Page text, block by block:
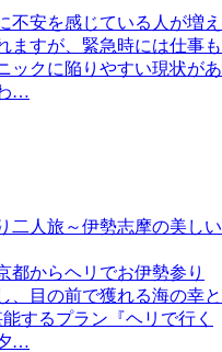
不安を感じている人が増え
ますが、緊急時には仕事も
ックに陥りやすい現状があ
…
二人旅～伊勢志摩の美しい
都からヘリでお伊勢参り
、目の前で獲れる海の幸と
するプラン『ヘリで行く
…